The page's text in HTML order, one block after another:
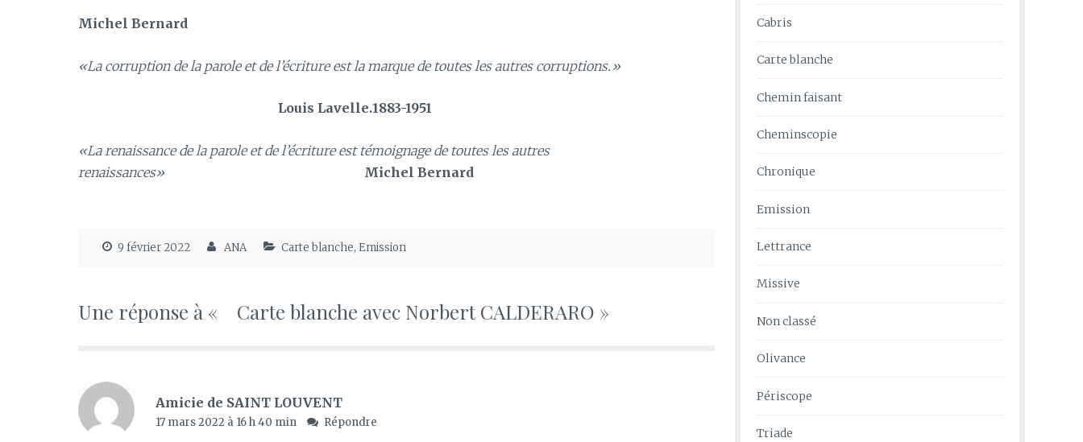
Michel Bernard
«La corruption de la parole et de l’écriture est la marque de toutes les autres corruptions.»
Louis Lavelle.1883-1951
«La renaissance de la parole et de l’écriture est témoignage de toutes les autres
renaissances»
Michel Bernard
9 février 2022 ANA Carte blanche, Emission
Une réponse à « Carte blanche avec Norbert CALDERARO »
Amicie de SAINT LOUVENT
17 mars 2022 à 16 h 40 min Répondre
Cabris
Carte blanche
Chemin faisant
Cheminscopie
Chronique
Emission
Lettrance
Missive
Non classé
Olivance
Périscope
Triade